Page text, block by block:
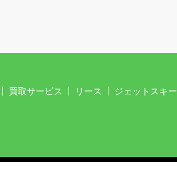
買取サービス リース ジェットスキー